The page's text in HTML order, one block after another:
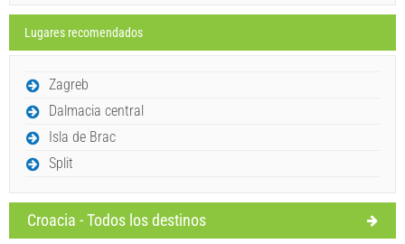
Enviar una consulta
Lugares recomendados
Zagreb
Dalmacia central
Isla de Brac
Split
Croacia - Todos los destinos